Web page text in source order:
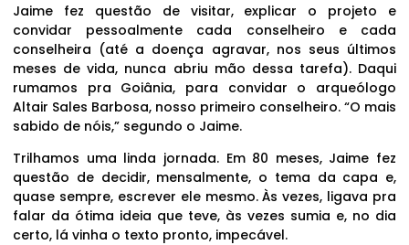
Jaime fez questão de visitar, explicar o projeto e
convidar pessoalmente cada conselheiro e cada
conselheira (até a doença agravar, nos seus últimos
meses de vida, nunca abriu mão dessa tarefa). Daqui
rumamos pra Goiânia, para convidar o arqueólogo
Altair Sales Barbosa, nosso primeiro conselheiro. “O mais
sabido de nóis,” segundo o Jaime.
Trilhamos uma linda jornada. Em 80 meses, Jaime fez
questão de decidir, mensalmente, o tema da capa e,
quase sempre, escrever ele mesmo. Às vezes, ligava pra
falar da ótima ideia que teve, às vezes sumia e, no dia
certo, lá vinha o texto pronto, impecável.